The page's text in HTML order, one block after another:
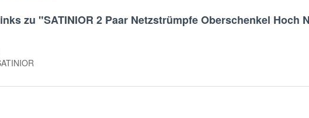
zu "SATINIOR 2 Paar Netzstrümpfe Oberschenkel